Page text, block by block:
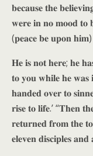
𝐛𝐞𝐜𝐚𝐮𝐬𝐞 𝐭𝐡𝐞
𝐰𝐞𝐫𝐞 𝐢𝐧 𝐧𝐨 𝐦𝐨𝐨𝐝 𝐭𝐨
(𝐩𝐞𝐚𝐜𝐞 𝐛𝐞 𝐮𝐩𝐨𝐧 𝐡𝐢𝐦)
𝐇𝐞 𝐢𝐬 𝐧𝐨𝐭 𝐡𝐞𝐫𝐞; 𝐡𝐞
𝐭𝐨 𝐲𝐨𝐮 𝐰𝐡𝐢𝐥𝐞 𝐡𝐞 𝐰𝐚𝐬
𝐡𝐚𝐧𝐝𝐞𝐝 𝐨𝐯𝐞𝐫 𝐭𝐨
𝐫𝐢𝐬𝐞 𝐭𝐨 𝐥𝐢𝐟𝐞.’
𝐫𝐞𝐭𝐮𝐫𝐧𝐞𝐝 𝐟𝐫𝐨𝐦 𝐭𝐡𝐞
𝐞𝐥𝐞𝐯𝐞𝐧 𝐝𝐢𝐬𝐜𝐢𝐩𝐥𝐞𝐬 𝐚𝐧𝐝